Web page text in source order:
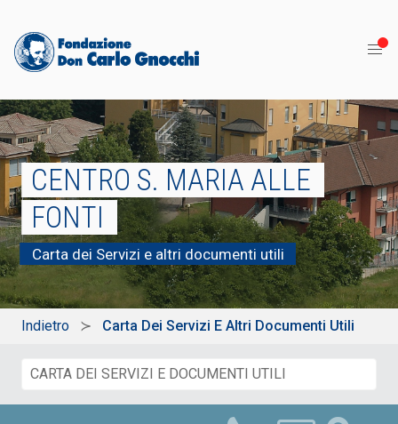
CENTRO S. MARIA ALLE
FONTI
Carta dei Servizi e altri documenti utili
Indietro Carta Dei Servizi E Altri Documenti Utili